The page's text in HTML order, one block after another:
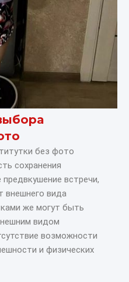
без фото
сохранения
встречи,
внешнего вида
же могут быть
видом
возможности
и физических